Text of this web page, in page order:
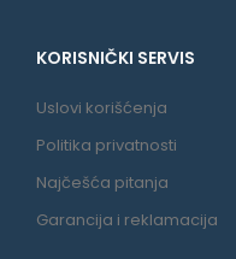
KORISNIČKI SERVIS
Uslovi korišćenja
Politika privatnosti
Najčešća pitanja
Garancija i reklamacija